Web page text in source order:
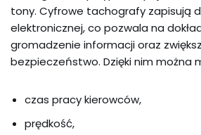
tony. Cyfrowe tachografy zapisują
elektronicznej, co pozwala na
gromadzenie informacji oraz
bezpieczeństwo. Dzięki nim można
czas pracy kierowców,
prędkość,